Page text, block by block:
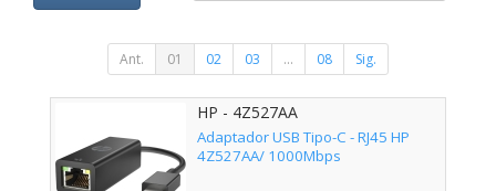
Ant. 01 02 03 ... 08 Sig.
HP - 4Z527AA
Adaptador USB Tipo-C - RJ45 HP
4Z527AA/ 1000Mbps